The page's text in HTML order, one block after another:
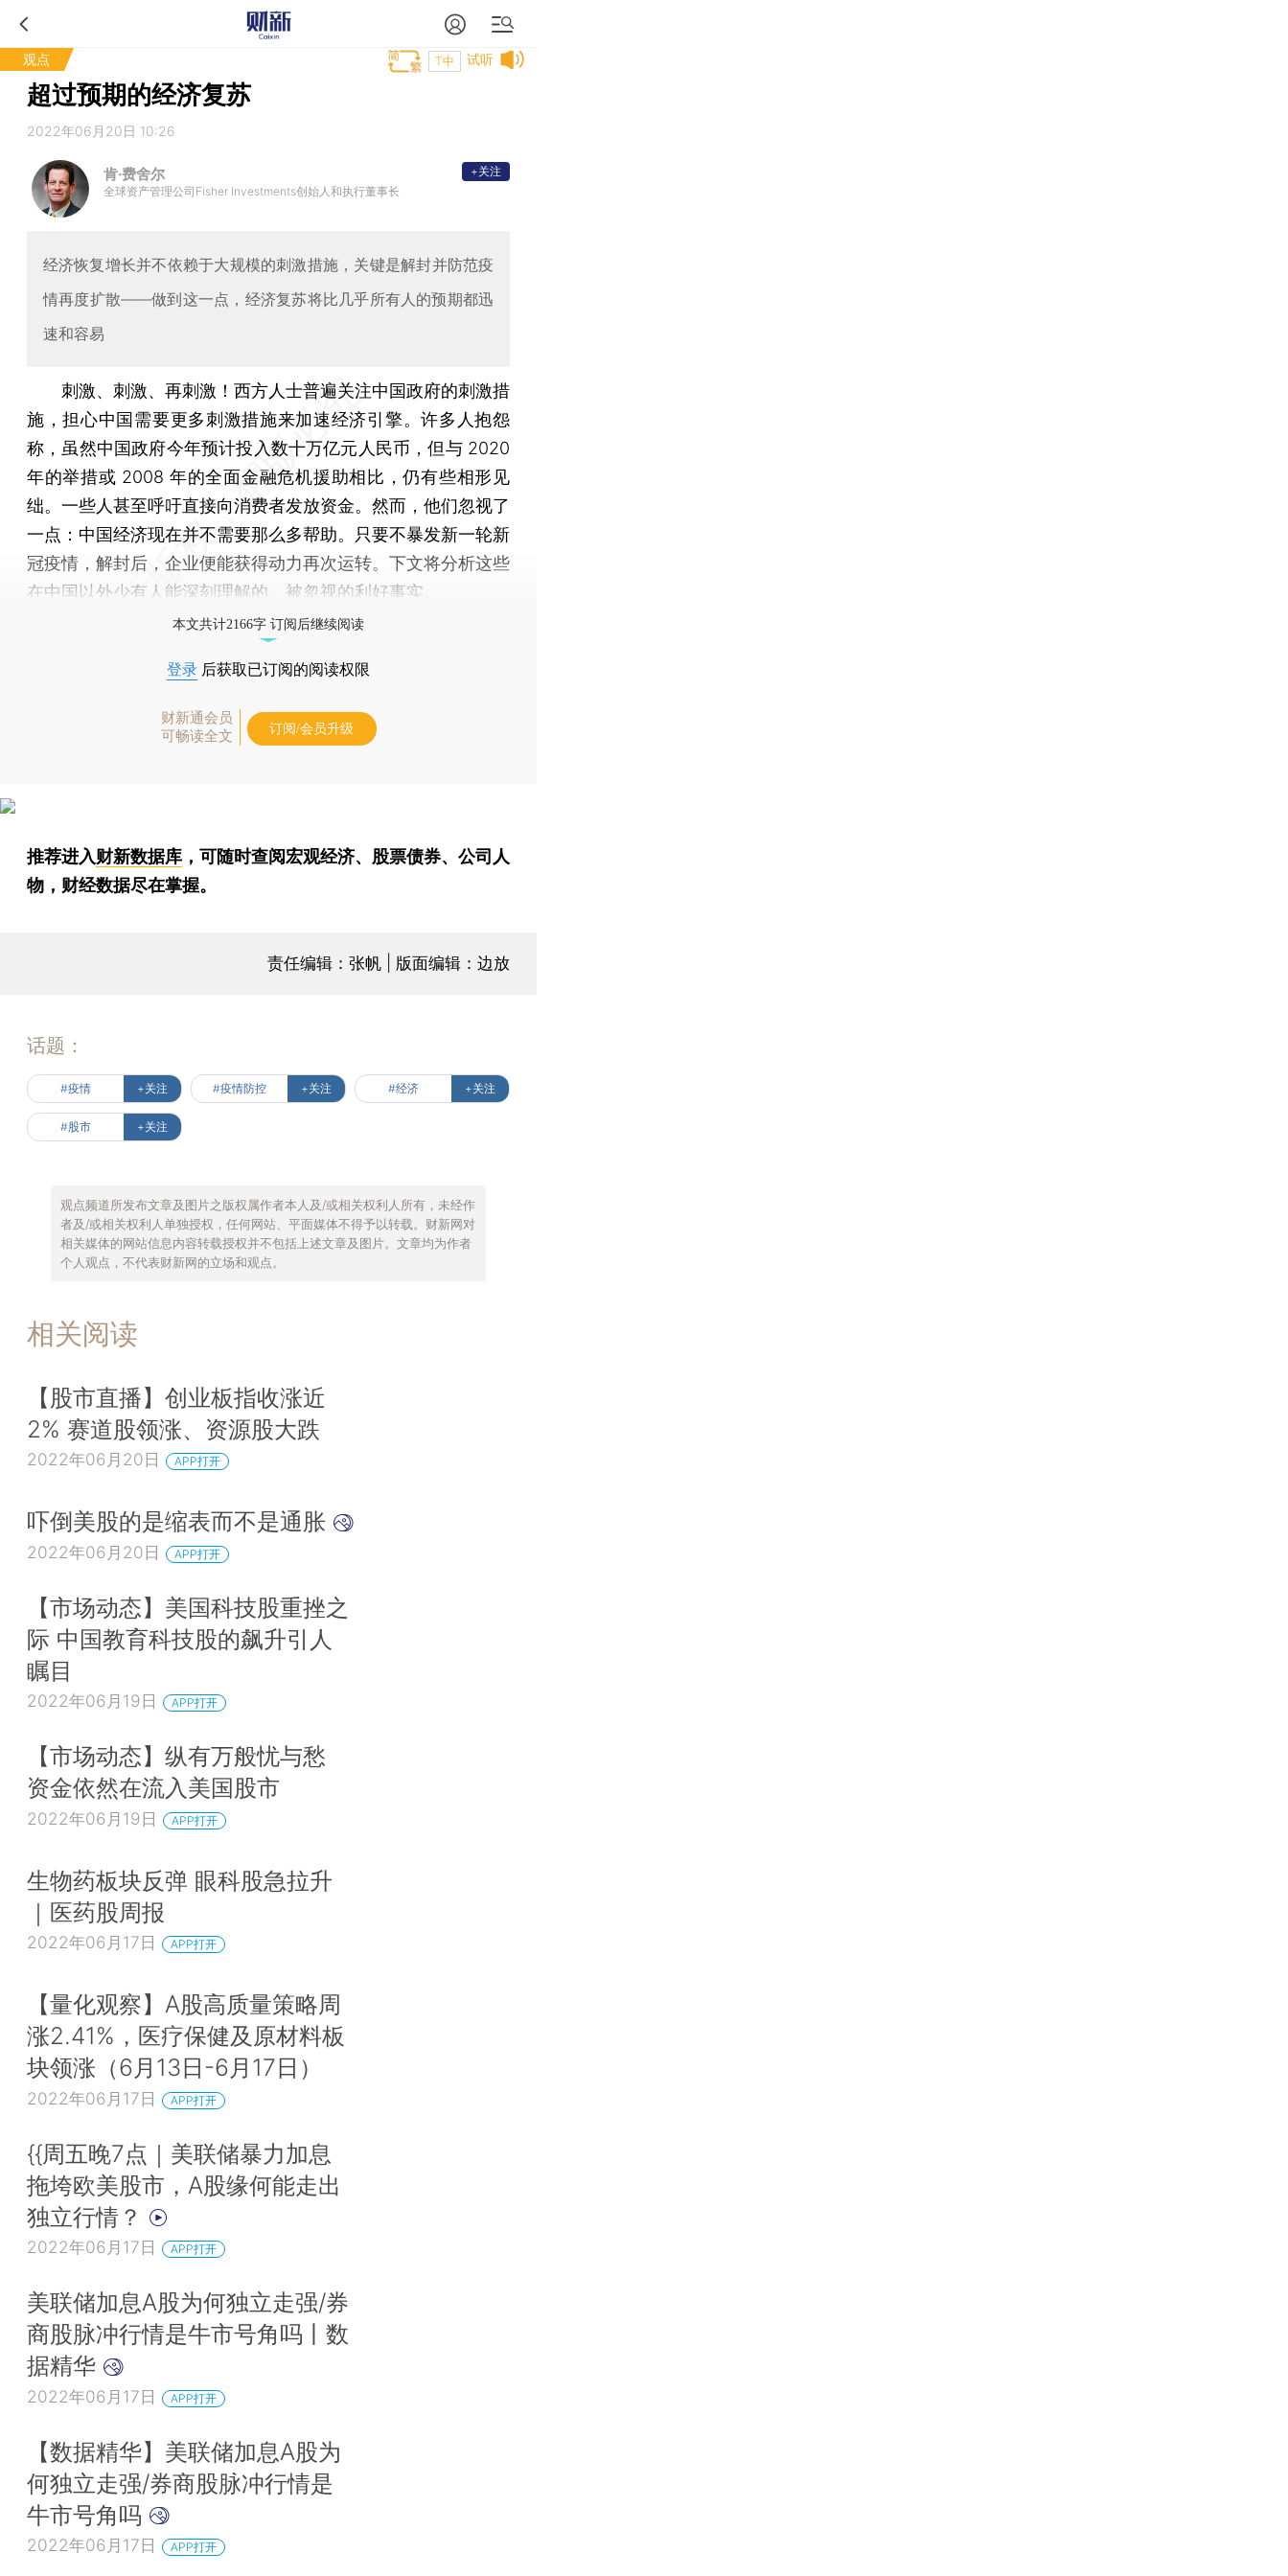
观点 试听
T中
超过预期的经济复苏
2022年06月20日 10:26
肯·费舍尔
全球资产管理公司Fisher Investments创始人和执行董事长
+关注
经济恢复增长并不依赖于大规模的刺激措施，关键是解封并防范疫
情再度扩散——做到这一点，经济复苏将比几乎所有人的预期都迅
速和容易
刺激、刺激、再刺激！西方人士普遍关注中国政府的刺激措
施，担心中国需要更多刺激措施来加速经济引擎。许多人抱怨
称，虽然中国政府今年预计投入数十万亿元人民币，但与 2020
年的举措或 2008 年的全面金融危机援助相比，仍有些相形见
绌。一些人甚至呼吁直接向消费者发放资金。然而，他们忽视了
一点：中国经济现在并不需要那么多帮助。只要不暴发新一轮新
冠疫情，解封后，企业便能获得动力再次运转。下文将分析这些
在中国以外少有人能深刻理解的、被忽视的利好事实。
本文共计2166字 订阅后继续阅读
登录 后获取已订阅的阅读权限
财新通会员
可畅读全文
订阅/会员升级
推荐进入财新数据库 ，可随时查阅宏观经济、股票债券、公司人
物，财经数据尽在掌握。
责任编辑：张帆 | 版面编辑：边放
话题：
#疫情 +关注 #疫情防控 +关注 #经济 +关注
#股市 +关注
观点频道所发布文章及图片之版权属作者本人及/或相关权利人所有，未经作
者及/或相关权利人单独授权，任何网站、平面媒体不得予以转载。财新网对
相关媒体的网站信息内容转载授权并不包括上述文章及图片。文章均为作者
个人观点，不代表财新网的立场和观点。
相关阅读
【股市直播】创业板指收涨近
2% 赛道股领涨、资源股大跌
2022年06月20日 APP打开
吓倒美股的是缩表而不是通胀
2022年06月20日 APP打开
【市场动态】美国科技股重挫之
际 中国教育科技股的飙升引人
瞩目
2022年06月19日 APP打开
【市场动态】纵有万般忧与愁
资金依然在流入美国股市
2022年06月19日 APP打开
生物药板块反弹 眼科股急拉升
｜医药股周报
2022年06月17日 APP打开
【量化观察】A股高质量策略周
涨2.41%，医疗保健及原材料板
块领涨（6月13日-6月17日）
2022年06月17日 APP打开
{{周五晚7点｜美联储暴力加息
拖垮欧美股市，A股缘何能走出
独立行情？
2022年06月17日 APP打开
美联储加息A股为何独立走强/券
商股脉冲行情是牛市号角吗丨数
据精华
2022年06月17日 APP打开
【数据精华】美联储加息A股为
何独立走强/券商股脉冲行情是
牛市号角吗
2022年06月17日 APP打开